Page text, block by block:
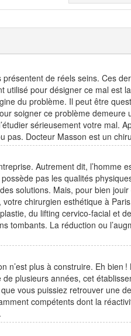
de réels seins. Ces
utilisé pour désigner ce mal est
du problème. Il peut être
soigner ce problème demeure
sérieusement votre mal.
pas. Docteur Masson est un
Autrement dit, l’homme
pas les qualités
solutions. Mais, pour bien
chirurgien esthétique à
du lifting cervico-facial et
tombants. La réduction ou
n’est plus à construire. Eh bien
plusieurs années, cet
vous puissiez retrouver une
compétents dont la